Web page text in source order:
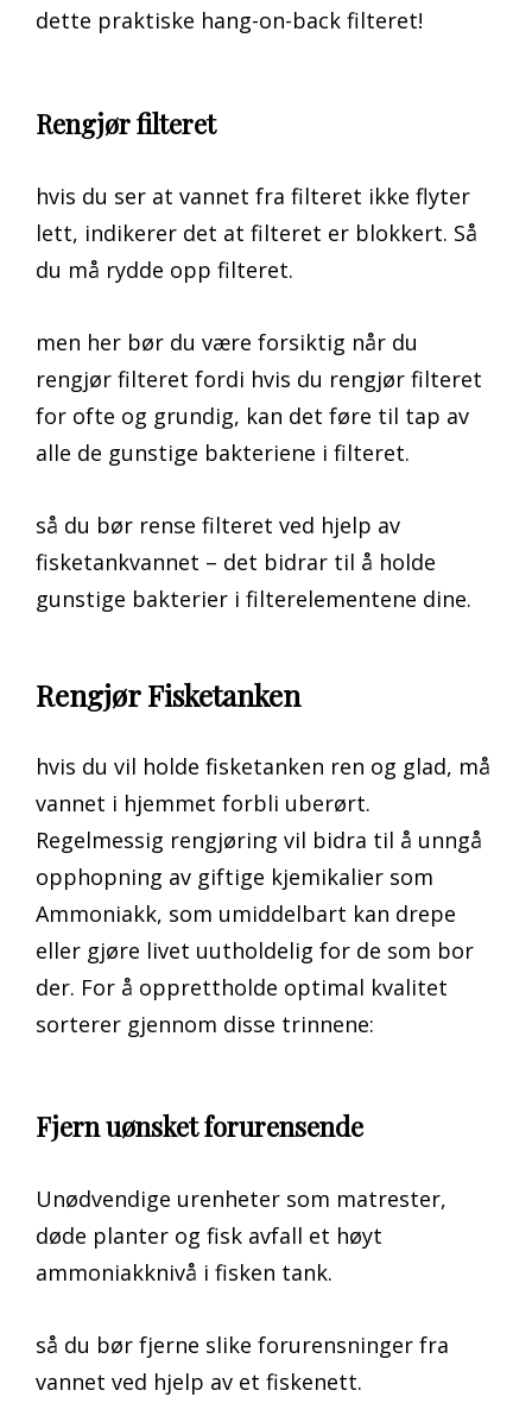
dette praktiske hang-on-back filteret!
Rengjør filteret
hvis du ser at vannet fra filteret ikke flyter
lett, indikerer det at filteret er blokkert. Så
du må rydde opp filteret.
men her bør du være forsiktig når du
rengjør filteret fordi hvis du rengjør filteret
for ofte og grundig, kan det føre til tap av
alle de gunstige bakteriene i filteret.
så du bør rense filteret ved hjelp av
fisketankvannet – det bidrar til å holde
gunstige bakterier i filterelementene dine.
Rengjør Fisketanken
hvis du vil holde fisketanken ren og glad, må
vannet i hjemmet forbli uberørt.
Regelmessig rengjøring vil bidra til å unngå
opphopning av giftige kjemikalier som
Ammoniakk, som umiddelbart kan drepe
eller gjøre livet uutholdelig for de som bor
der. For å opprettholde optimal kvalitet
sorterer gjennom disse trinnene:
Fjern uønsket forurensende
Unødvendige urenheter som matrester,
døde planter og fisk avfall et høyt
ammoniakknivå i fisken tank.
så du bør fjerne slike forurensninger fra
vannet ved hjelp av et fiskenett.